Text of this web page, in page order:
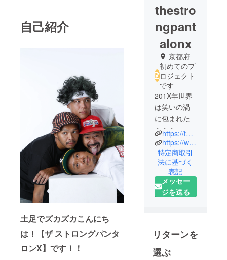
自己紹介
土足でズカズカこんにち
は！【ザ ストロングパンタ
ロンX】です！！
thestro
ngpant
alonx
京都府
初めてのプ
ロジェクト
です
201X年世界
は笑いの渦
に包まれた
🔥🔥🔥
歩歩、響
(Prince
Chapa-t)、
ジャッキー
ゲン、ゆう
じによるコ
BANDストロ
ベリーパン
ティースが
https://twitter.com/t_s_p_x
https://www.instagram.com/the_strong_pantalon_x/
特定商取引
法に基づく
表記
メッセー
ジを送る
リターンを
選ぶ